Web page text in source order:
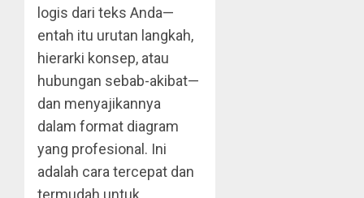
logis dari teks Anda—
entah itu urutan langkah,
hierarki konsep, atau
hubungan sebab-akibat—
dan menyajikannya
dalam format diagram
yang profesional. Ini
adalah cara tercepat dan